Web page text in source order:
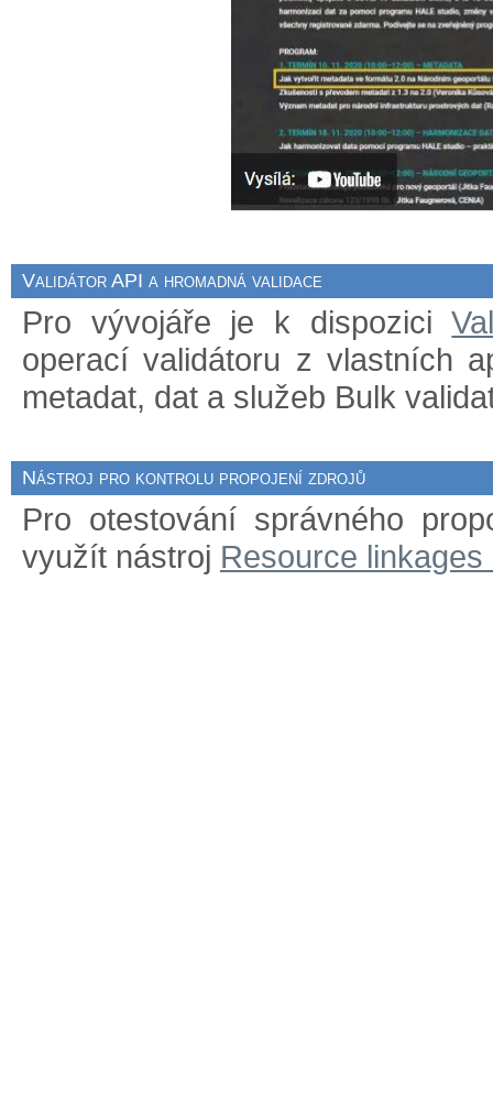
Validátor API a hromadná validace
Pro vývojáře je k dispozici
operací validátoru z vlastních
metadat, dat a služeb Bulk
Nástroj pro kontrolu propojení zdrojů
Pro otestování správného
využít nástroj Resource